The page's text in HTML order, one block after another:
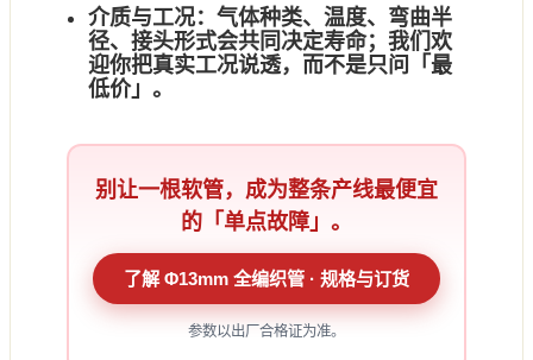
介质与工况：气体种类、温度、弯曲半
径、接头形式会共同决定寿命；我们欢
迎你把真实工况说透，而不是只问「最
低价」。
别让一根软管，成为整条产线最便宜
的「单点故障」。
了解 Φ13mm 全编织管 · 规格与订货
参数以出厂合格证为准。